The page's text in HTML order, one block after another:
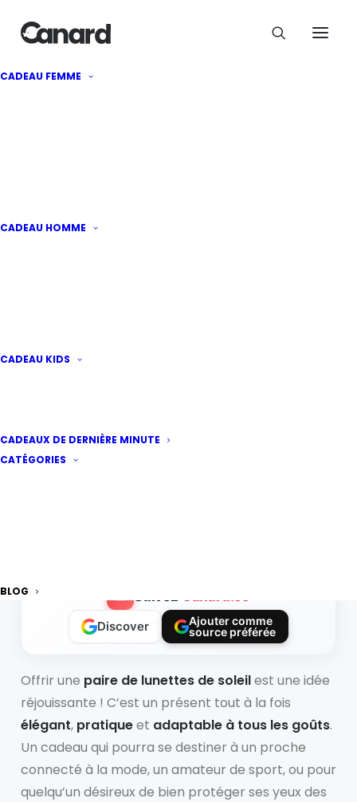
CADEAU FEMME
CADEAU HOMME
CADEAU KIDS
CADEAUX DE DERNIÈRE MINUTE
CATÉGORIES
BLOG
tous les styles
Lunettes de soleil : une
idée cadeau adaptée à
Discover
Ajouter comme
source préférée
Offrir une paire de lunettes de soleilest une idée
réjouissante ! C’est un présent tout à la fois
élégant, pratiqueet adaptable à tous les goûts.
Un cadeau qui pourra se destiner à un proche
connecté à la mode, un amateur de sport, ou pour
quelqu’un désireux de bien protéger ses yeux des